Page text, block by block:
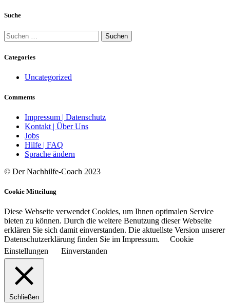
Suche
Suchen
nach:
Categories
Uncategorized
Comments
Impressum | Datenschutz
Kontakt | Über Uns
Jobs
Hilfe | FAQ
Sprache ändern
© Der Nachhilfe-Coach 2023
Cookie Mitteilung
Diese Webseite verwendet Cookies, um Ihnen optimalen Service
bieten zu können. Durch die weitere Benutzung dieser Webseite
erklären Sie sich damit einverstanden. Die aktuellste Version unserer
Datenschutzerklärung finden Sie im Impressum.
Cookie
Einstellungen
Einverstanden
Schließen